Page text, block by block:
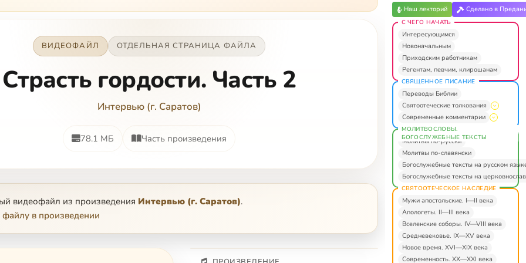
ВИДЕОФАЙЛ ОТДЕЛЬНАЯ СТРАНИЦА ФАЙЛА
Страсть гордости. Часть 2
Интервью (г. Саратов)
78.1 МБ Часть произведения
видеофайл из произведения Интервью (г. Саратов).
в произведении
Наш лекторий Сделано в
С ЧЕГО НАЧАТЬ
Интересующимся
Новоначальным
Приходским работникам
Регентам, певчим, клирошанам
СВЯЩЕННОЕ ПИСАНИЕ
Переводы Библии
Святоотеческие толкования
Современные комментарии
МОЛИТВОСЛОВЫ.
БОГОСЛУЖЕБНЫЕ ТЕКСТЫ
Молитвы по-русски
Молитвы по-славянски
Богослужебные тексты на русском
Богослужебные тексты на
СВЯТООТЕЧЕСКОЕ НАСЛЕДИЕ
Мужи апостольские. I—II века
Апологеты. II—III века
Вселенские соборы. IV—VIII века
Средневековье. IX—XV века
Новое время. XVI—XIX века
Современность. XX—XXI века